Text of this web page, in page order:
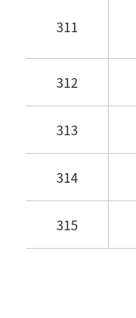
311
312
313
314
315